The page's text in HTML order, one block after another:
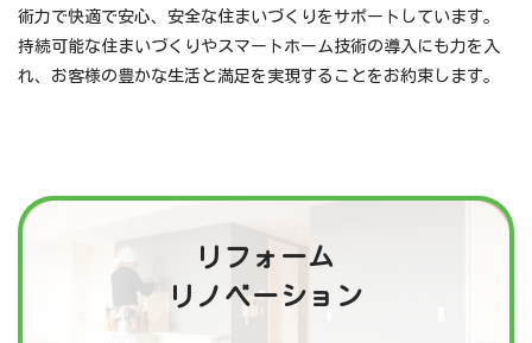
術力で快適で安心、安全な住まいづくりをサポートしています。
持続可能な住まいづくりやスマートホーム技術の導入にも力を入
れ、お客様の豊かな生活と満足を実現することをお約束します。
リフォーム
リノベーション